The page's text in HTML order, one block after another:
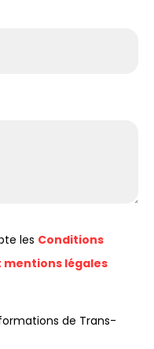
les Conditions
légales
de Trans-